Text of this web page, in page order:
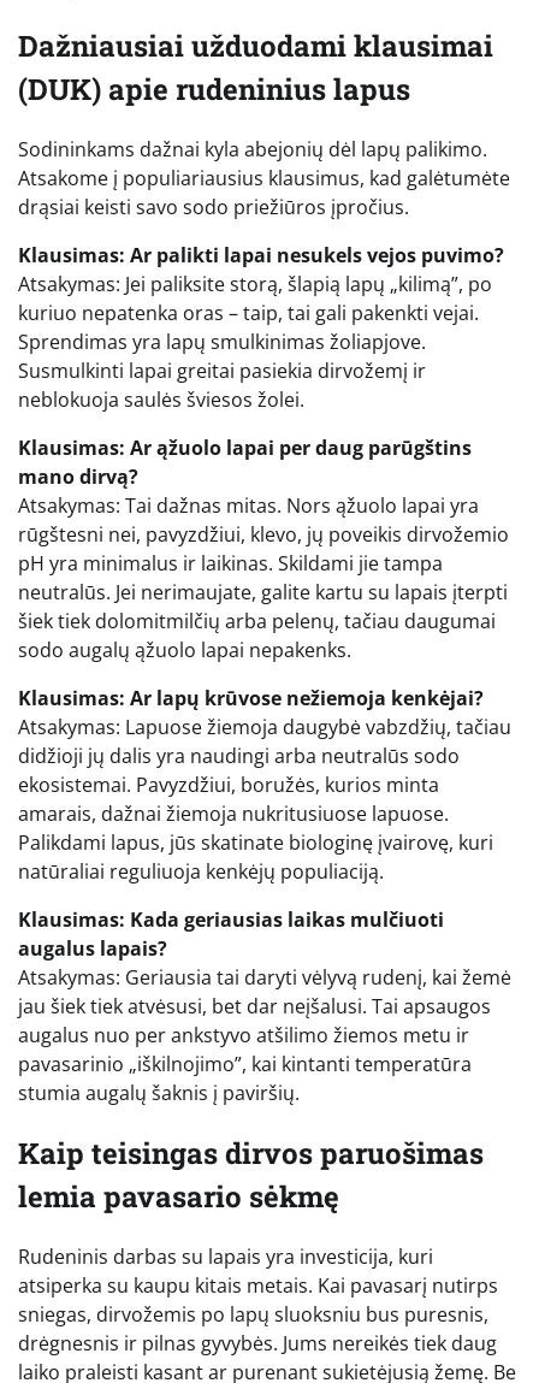
Dažniausiai užduodami klausimai
(DUK) apie rudeninius lapus
Sodininkams dažnai kyla abejonių dėl lapų palikimo.
Atsakome į populiariausius klausimus, kad galėtumėte
drąsiai keisti savo sodo priežiūros įpročius.
Klausimas: Ar palikti lapai nesukels vejos puvimo?
Atsakymas: Jei paliksite storą, šlapią lapų „kilimą”, po
kuriuo nepatenka oras – taip, tai gali pakenkti vejai.
Sprendimas yra lapų smulkinimas žoliapjove.
Susmulkinti lapai greitai pasiekia dirvožemį ir
neblokuoja saulės šviesos žolei.
Klausimas: Ar ąžuolo lapai per daug parūgštins
mano dirvą?
Atsakymas: Tai dažnas mitas. Nors ąžuolo lapai yra
rūgštesni nei, pavyzdžiui, klevo, jų poveikis dirvožemio
pH yra minimalus ir laikinas. Skildami jie tampa
neutralūs. Jei nerimaujate, galite kartu su lapais įterpti
šiek tiek dolomitmilčių arba pelenų, tačiau daugumai
sodo augalų ąžuolo lapai nepakenks.
Klausimas: Ar lapų krūvose nežiemoja kenkėjai?
Atsakymas: Lapuose žiemoja daugybė vabzdžių, tačiau
didžioji jų dalis yra naudingi arba neutralūs sodo
ekosistemai. Pavyzdžiui, boružės, kurios minta
amarais, dažnai žiemoja nukritusiuose lapuose.
Palikdami lapus, jūs skatinate biologinę įvairovę, kuri
natūraliai reguliuoja kenkėjų populiaciją.
Klausimas: Kada geriausias laikas mulčiuoti
augalus lapais?
Atsakymas: Geriausia tai daryti vėlyvą rudenį, kai žemė
jau šiek tiek atvėsusi, bet dar neįšalusi. Tai apsaugos
augalus nuo per ankstyvo atšilimo žiemos metu ir
pavasarinio „iškilnojimo”, kai kintanti temperatūra
stumia augalų šaknis į paviršių.
Kaip teisingas dirvos paruošimas
lemia pavasario sėkmę
Rudeninis darbas su lapais yra investicija, kuri
atsiperka su kaupu kitais metais. Kai pavasarį nutirps
sniegas, dirvožemis po lapų sluoksniu bus puresnis,
drėgnesnis ir pilnas gyvybės. Jums nereikės tiek daug
laiko praleisti kasant ar purenant sukietėjusią žemę. Be